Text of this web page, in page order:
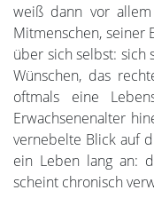
weiß dann vor
Mitmenschen, seiner
über sich selbst: sich
Wünschen, das
oftmals eine
Erwachsenenalter
vernebelte Blick auf
ein Leben lang an:
scheint chronisch